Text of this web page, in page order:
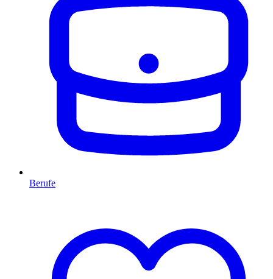
Berufe